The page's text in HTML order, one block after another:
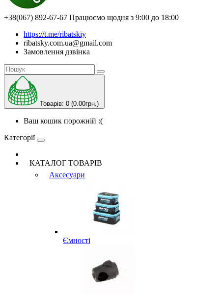
+38(067) 892-67-67 Працюємо щодня з 9:00 до 18:00
https://t.me/ribatskiy
ribatsky.com.ua@gmail.com
Замовлення дзвінка
Товарів: 0 (0.00грн.)
Ваш кошик порожній :(
Категорії
КАТАЛОГ ТОВАРІВ
Аксесуари
Ємності